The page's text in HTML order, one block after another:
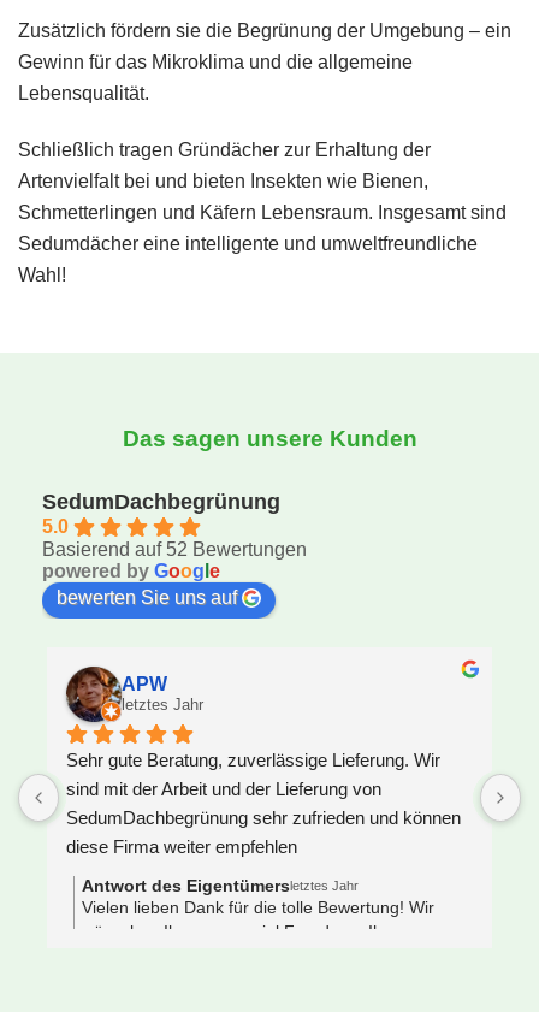
Zusätzlich fördern sie die Begrünung der Umgebung – ein
Gewinn für das Mikroklima und die allgemeine
Lebensqualität.
Schließlich tragen Gründächer zur Erhaltung der
Artenvielfalt bei und bieten Insekten wie Bienen,
Schmetterlingen und Käfern Lebensraum. Insgesamt sind
Sedumdächer eine intelligente und umweltfreundliche
Wahl!
Das sagen unsere Kunden
SedumDachbegrünung
5.0
Basierend auf 52 Bewertungen
powered by Goog e
bewerten Sie uns auf
APW
letztes Jahr
Sehr gute Beratung, zuverlässige Lieferung. Wir
sind mit der Arbeit und der Lieferung von
SedumDachbegrünung sehr zufrieden und können
diese Firma weiter empfehlen
Antwort des Eigentümersletztes Jahr
Vielen lieben Dank für die tolle Bewertung! Wir
wünschen Ihnen ganz viel Freude an Ihrem neuen